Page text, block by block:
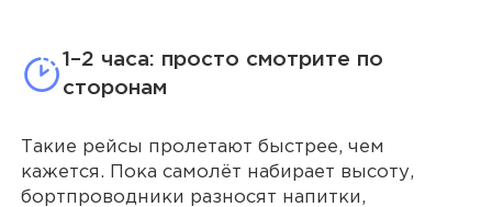
1–2 часа: просто смотрите по
сторонам
Такие рейсы пролетают быстрее, чем
кажется. Пока самолёт набирает высоту,
бортпроводники разносят напитки,